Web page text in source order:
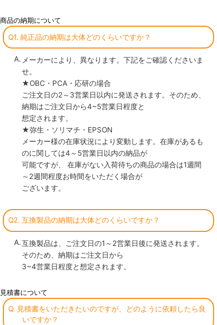
商品の納期について
Q1. 純正品の納期は大体どのくらいですか？
メーカーにより、異なります。下記をご確認くださいま
せ。
★OBC・PCA・応研の場合
ご注文日の2～3営業日以内に発送されます。そのため、
納期はご注文日から4~5営業日程度と
想定されます。
★弥生・ソリマチ・EPSON
メーカー様の在庫状況により変動します。在庫があるも
のに関しては4～5営業日以内の納品が
可能ですが、 在庫がない入荷待ちの商品の場合は1週間
～2週間程度お時間をいただく場合が
ございます。
Q2. 互換製品の納期は大体どのくらいですか？
互換製品は、ご注文日の1～2営業日後に発送されます。
そのため、納期はご注文日から
3~4営業日程度と想定されます。
見積書について
Q. 見積書をいただきたいのですが、どのように依頼したら良
いですか？